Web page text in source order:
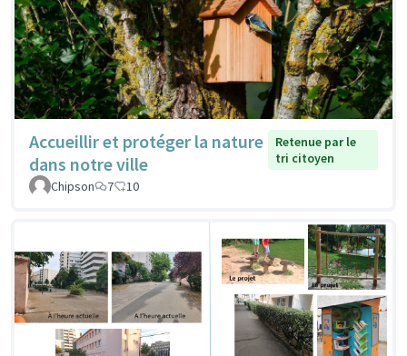
Accueillir et protéger la nature
dans notre ville
Retenue par le
tri citoyen
Chipson
7 10